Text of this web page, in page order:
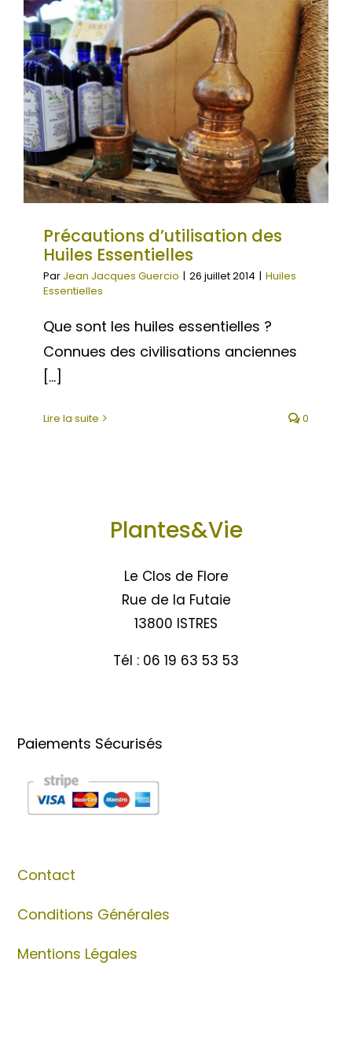
WooCommerce Mon Compte
Précautions d’utilisation des
Huiles Essentielles
Par Jean Jacques Guercio | 26 juillet 2014 | Huiles
Essentielles
Que sont les huiles essentielles ?
Connues des civilisations anciennes
[...]
Lire la suite 0
Plantes&Vie
Le Clos de Flore
Rue de la Futaie
13800 ISTRES
Tél : 06 19 63 53 53
Paiements Sécurisés
Contact
Conditions Générales
Mentions Légales